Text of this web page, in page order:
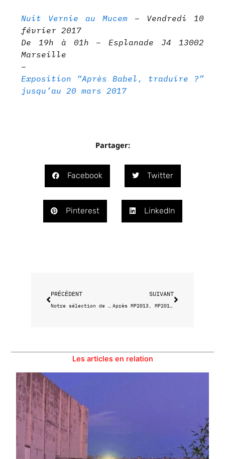
Nuit Vernie au Mucem – Vendredi 10
février 2017
De 19h à 01h – Esplanade J4 13002
Marseille
–
Exposition “Après Babel, traduire ?”
jusqu’au 20 mars 2017
Partager:
Facebook Twitter
Pinterest LinkedIn
PRÉCÉDENT
Notre sélection de stages pour enfants – Vacances
SUIVANT
Après MP2013, MP2018 signe “Quel Amour !”
Les articles en relation